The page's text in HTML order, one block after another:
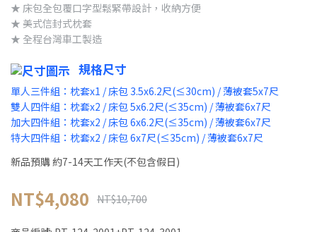
★ 床包全包覆口字型鬆緊帶設計，收納方便
★ 美式信封式枕套
★ 全程台灣車工製造
規格尺寸
單人三件組：枕套x1 / 床包 3.5x6.2尺(≤30cm) / 薄被套5x7尺
雙人四件組：枕套x2 / 床包 5x6.2尺(≤35cm) / 薄被套6x7尺
加大四件組：枕套x2 / 床包 6x6.2尺(≤35cm) / 薄被套6x7尺
特大四件組：枕套x2 / 床包 6x7尺(≤35cm) / 薄被套6x7尺
新品預購 約7-14天工作天(不包含假日)
NT$4,080 NT$10,700